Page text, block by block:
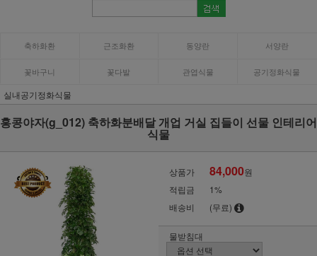
축하화환 근조화환 동양란 서양란
꽃바구니 꽃다발 관엽식물 공기정화식물
실내공기정화식물
홍콩야자(g_012) 축하화분배달 개업 거실 집들이 선물 인테리어
식물
상품가 84,000원
적립금
1%
배송비
(무료)
물받침대